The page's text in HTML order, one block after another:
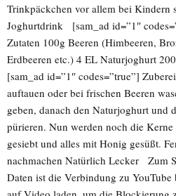
Trinkpäckchen vor allem bei Kindern
Joghurtdrink [sam_ad id=”1″
Zutaten 100g Beeren (Himbeeren,
Erdbeeren etc.) 4 EL Naturjoghurt
[sam_ad id=”1″ codes=”true”]
auftauen oder bei frischen Beeren
geben, danach den Naturjoghurt und
pürieren. Nun werden noch die
gesiebt und alles mit Honig gesüßt.
nachmachen Natürlich Lecker Zum
Daten ist die Verbindung zu